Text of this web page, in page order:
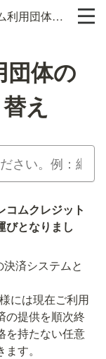
法人のテレコム利用団体のStripe決済への切り替え
団体の
え
コムクレジット
びとなりまし
済システムと
には現在ご利用
の提供を順次終
を持たない任意
す。